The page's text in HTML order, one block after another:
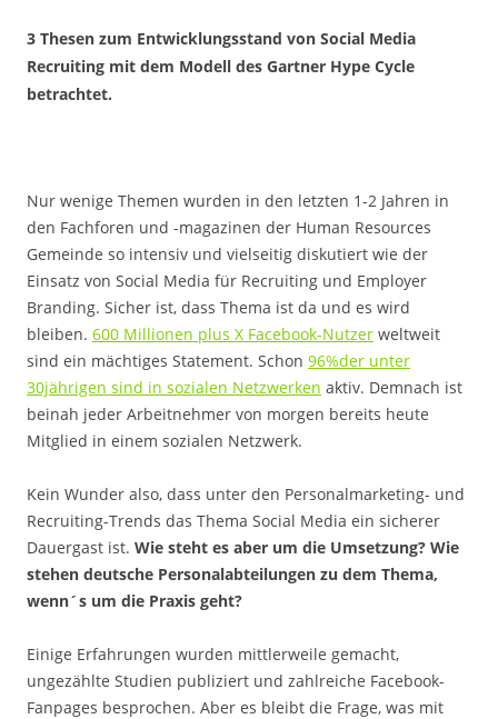
3 Thesen zum Entwicklungsstand von Social Media
Recruiting mit dem Modell des Gartner Hype Cycle
betrachtet.
Nur wenige Themen wurden in den letzten 1-2 Jahren in
den Fachforen und -magazinen der Human Resources
Gemeinde so intensiv und vielseitig diskutiert wie der
Einsatz von Social Media für Recruiting und Employer
Branding. Sicher ist, dass Thema ist da und es wird
bleiben. 600 Millionen plus X Facebook-Nutzer weltweit
sind ein mächtiges Statement. Schon 96%der unter
30jährigen sind in sozialen Netzwerken aktiv. Demnach ist
beinah jeder Arbeitnehmer von morgen bereits heute
Mitglied in einem sozialen Netzwerk.
Kein Wunder also, dass unter den Personalmarketing- und
Recruiting-Trends das Thema Social Media ein sicherer
Dauergast ist. Wie steht es aber um die Umsetzung? Wie
stehen deutsche Personalabteilungen zu dem Thema,
wenn´s um die Praxis geht?
Einige Erfahrungen wurden mittlerweile gemacht,
ungezählte Studien publiziert und zahlreiche Facebook-
Fanpages besprochen. Aber es bleibt die Frage, was mit